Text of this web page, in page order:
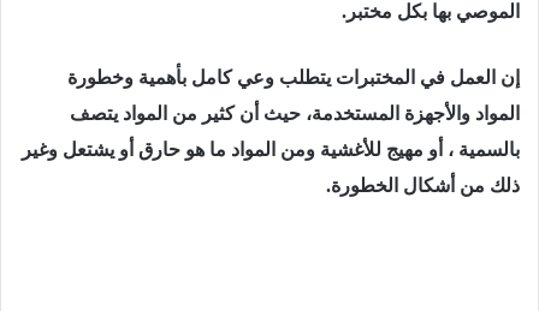
الموصي بها بكل مختبر.
إن العمل في المختبرات يتطلب وعي كامل بأهمية وخطورة
المواد والأجهزة المستخدمة، حيث أن كثير من المواد يتصف
بالسمية ، أو مهيج للأغشية ومن المواد ما هو حارق أو يشتعل وغير
ذلك من أشكال الخطورة.